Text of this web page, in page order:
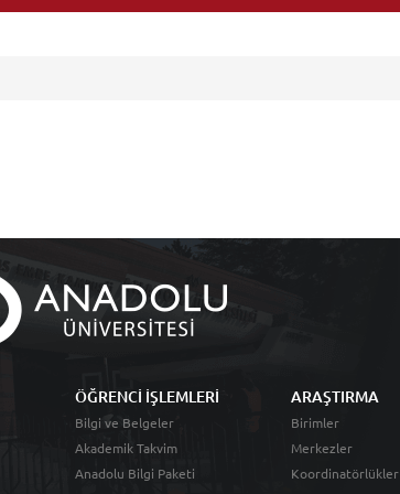
ÖĞRENCİ İŞLEMLERİ
Bilgi ve Belgeler
Akademik Takvim
Anadolu Bilgi Paketi
ARAŞTIRMA
Birimler
Merkezler
Koordinatörlükler